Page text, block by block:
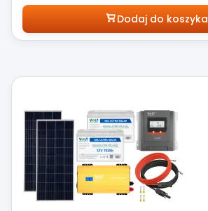
Dodaj do koszyka